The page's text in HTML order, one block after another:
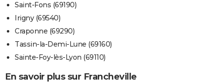
Saint-Fons (69190)
Irigny (69540)
Craponne (69290)
Tassin-la-Demi-Lune (69160)
Sainte-Foy-lès-Lyon (69110)
En savoir plus sur Francheville